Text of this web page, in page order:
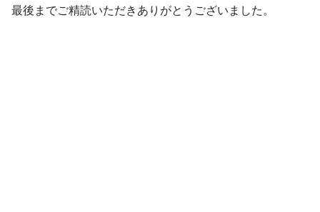
最後までご精読いただきありがとうございました。